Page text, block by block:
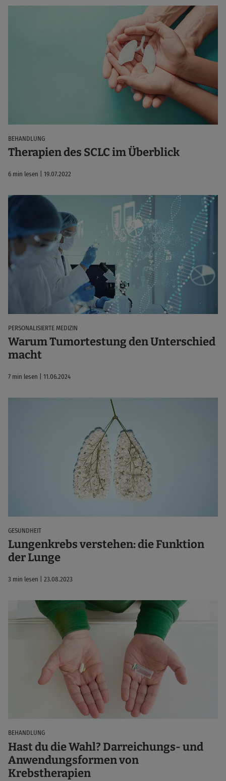
BEHANDLUNG
Therapien des SCLC im Überblick
6 min lesen | 19.07.2022
PERSONALISIERTE MEDIZIN
Warum Tumortestung den Unterschied
macht
7 min lesen | 11.06.2024
GESUNDHEIT
Lungenkrebs verstehen: die Funktion
der Lunge
3 min lesen | 23.08.2023
BEHANDLUNG
Hast du die Wahl? Darreichungs- und
Anwendungsformen von
Krebstherapien